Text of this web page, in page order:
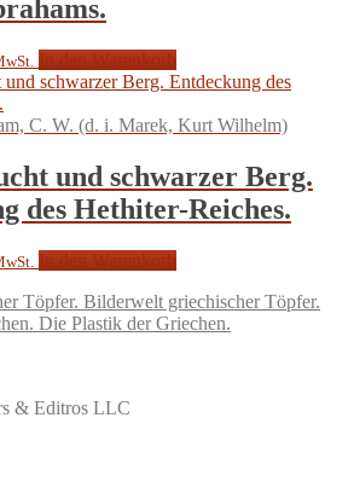
C. W. (d. i. Marek, Kurt Wilhelm)
und schwarzer Berg.
des Hethiter-Reiches.
Bilderwelt griechischer Töpfer.
Die Plastik der Griechen.
& Editros LLC